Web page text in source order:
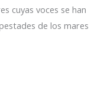
cuyas voces se han
de los mares